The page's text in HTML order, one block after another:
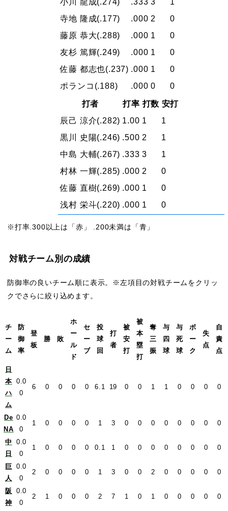
寺地 隆成(.177) .000 2
0
藤原 恭大(.288) .000 1
0
友杉 篤輝(.249) .000 1
0
佐藤 都志也(.237) .000 1
0
ポランコ (.188) .000 0 0
打者 打率 打数 安打
辰己 涼介(.282) 1.00 1
1
黒川 史陽(.246) .500 2
1
中島 大輔(.267) .333 3
1
村林 一輝(.285) .000 2
0
佐藤 直樹(.269) .000 1
0
浅村 栄斗(.220) .000 1 0
※打率.300以上は「赤」 .200未満は「青」
対戦チーム別の成績
防御率の良いチーム順に表示。※左項目の対戦チームをクリッ
クでさらに絞り込めます。
チ
ー
ム
防
御
率
登
板
勝 敗
ホ
ー
ル
ド
セ
ー
ブ
投
球
回
打
者
被
安
打
被
本
塁
打
奪
三
振
与
四
球
与
死
球
ボ
ー
ク
失
点
自
責
点
日
本
ハ
ム
0.0
0
6 0 0 0 0 6.1 19 0 0 1 1 0 0 0 0
De
NA
0.0
0
1 0 0 0 0 1 3 0 0 0 0 0 0 0 0
中
日
0.0
0
1 0 0 0 0 0.1 1 0 0 0 0 0 0 0 0
巨
人
0.0
0
2 0 0 0 0 1 3 0 0 2 0 0 0 0 0
阪
神
0.0
0
2 1 0 0 0 2 7 1 0 1 0 0 0 0 0